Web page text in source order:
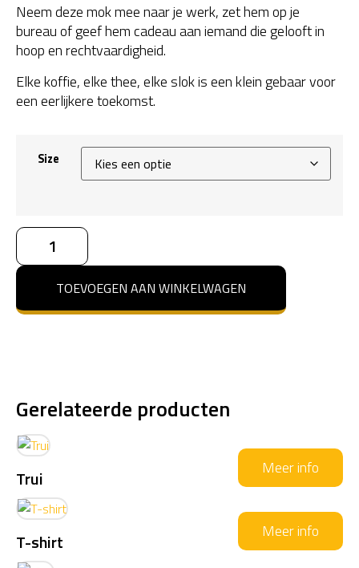
Neem deze mok mee naar je werk, zet hem op je
bureau of geef hem cadeau aan iemand die gelooft in
hoop en rechtvaardigheid.
Elke koffie, elke thee, elke slok is een klein gebaar voor
een eerlijkere toekomst.
Size
TOEVOEGEN AAN WINKELWAGEN
Gerelateerde producten
Trui Meer info
T-shirt Meer info